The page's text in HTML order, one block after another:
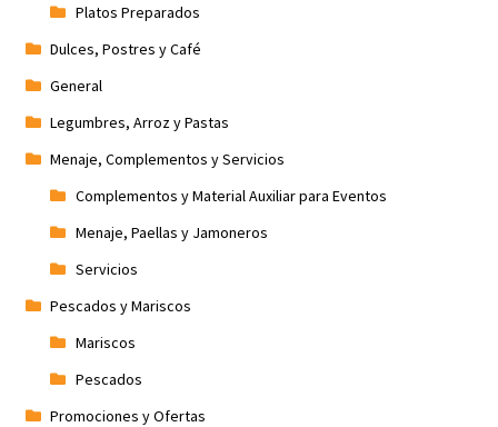
Platos Preparados
Dulces, Postres y Café
General
Legumbres, Arroz y Pastas
Menaje, Complementos y Servicios
Complementos y Material Auxiliar para Eventos
Menaje, Paellas y Jamoneros
Servicios
Pescados y Mariscos
Mariscos
Pescados
Promociones y Ofertas